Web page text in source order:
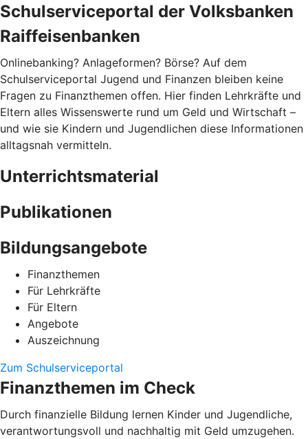
Schulserviceportal der Volksbanken
Raiffeisenbanken
Onlinebanking? Anlageformen? Börse? Auf dem
Schulserviceportal Jugend und Finanzen bleiben keine
Fragen zu Finanzthemen offen. Hier finden Lehrkräfte und
Eltern alles Wissenswerte rund um Geld und Wirtschaft –
und wie sie Kindern und Jugendlichen diese Informationen
alltagsnah vermitteln.
Unterrichtsmaterial
Publikationen
Bildungsangebote
Finanzthemen
Für Lehrkräfte
Für Eltern
Angebote
Auszeichnung
Zum Schulserviceportal
Finanzthemen im Check
Durch finanzielle Bildung lernen Kinder und Jugendliche,
verantwortungsvoll und nachhaltig mit Geld umzugehen.